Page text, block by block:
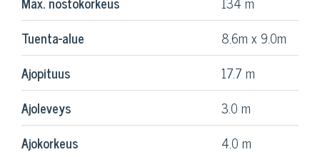
Tuenta-alue
8.6m x 9.0m
Ajopituus
17.7 m
Ajoleveys
3.0 m
Ajokorkeus
4.0 m